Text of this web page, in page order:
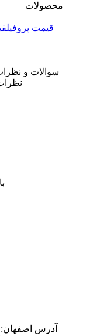
محصولات
قیمت پروفیل
سوالات و
آدرس اصفهان: